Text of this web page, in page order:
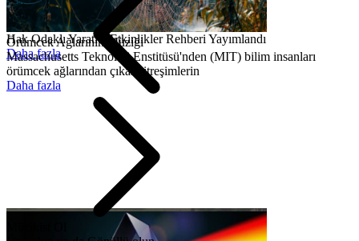
Hak Odaklı Yaratıcı Etkinlikler Rehberi Yayımlandı
Daha fazla
Örümcek Ağlarının Müziği
Massachusetts Teknoloji Enstitüsü'nden (MIT) bilim insanları
örümcek ağlarından çıkan titreşimlerin
Daha fazla